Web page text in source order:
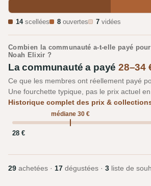
14scellées 8 ouvertes 7 vidées
Combien la communauté a-t-elle payé
Noah Elixir ?
La communauté a payé28–34
Ce que les membres ont réellement payé
Une fourchette typique, pas le prix actuel
Historique complet des prix &
médiane 30 €
28 €
29 achetées · 17 dégustées · 3 liste de